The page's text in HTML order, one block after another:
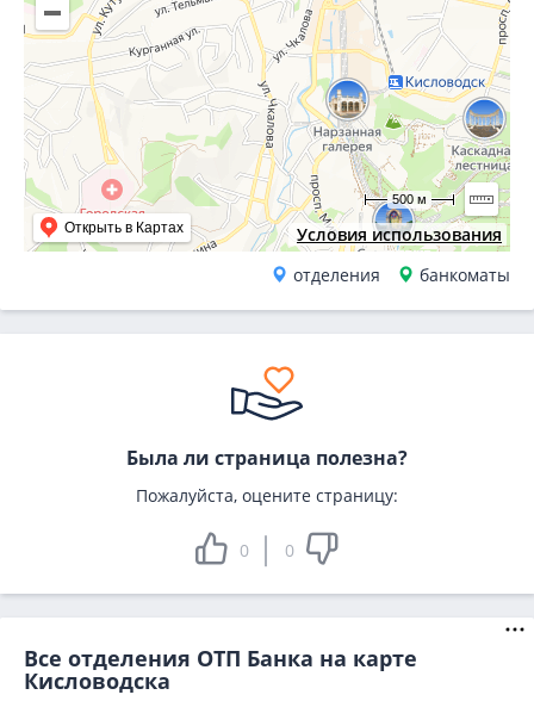
Условия использования
Открыть в Картах
500 м
отделения банкоматы
Была ли страница полезна?
Пожалуйста, оцените страницу:
0 0
Все отделения ОТП Банка на карте
Кисловодска